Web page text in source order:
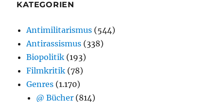
KATEGORIEN
Antimilitarismus (544)
Antirassismus (338)
Biopolitik (193)
Filmkritik (78)
Genres (1.170)
@ Bücher (814)